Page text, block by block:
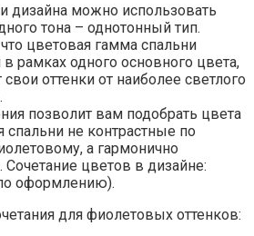
дизайна можно использовать
тона – однотонный тип.
цветовая гамма спальни
рамках одного основного цвета,
оттенки от наиболее светлого
позволит вам подобрать цвета
не контрастные по
а гармонично
цветов в дизайне:
оформлению).
для фиолетовых оттенков: